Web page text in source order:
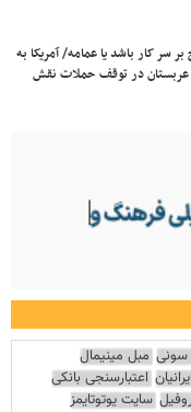
سر کار باشد یا عمامه/ آمریکا به
در توقف حملات نقش
سونی مبل مینیمال
اعتبارسنجی بانکی
سایت یوتوتایمز